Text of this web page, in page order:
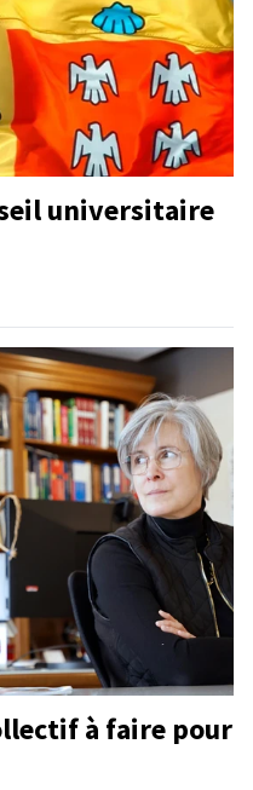
universitaire
à faire pour